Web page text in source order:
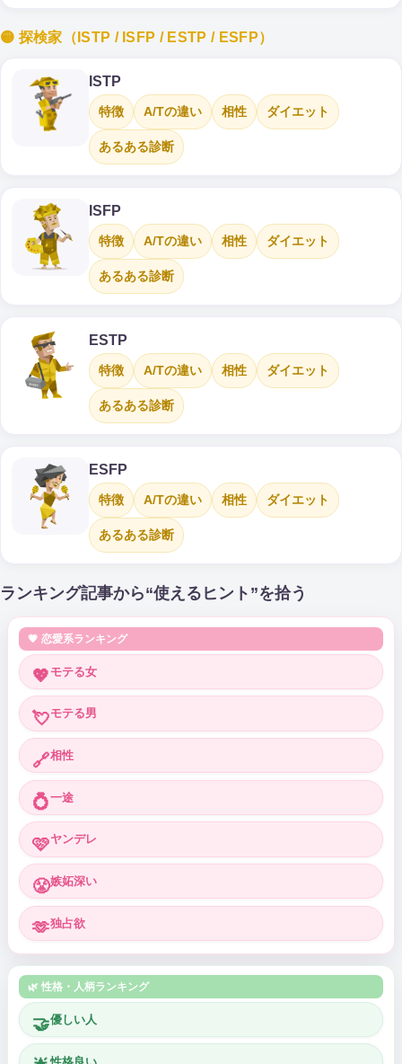
🟡 探検家（ISTP / ISFP / ESTP / ESFP）
ISTP
特徴 A/Tの違い 相性 ダイエット
あるある診断
ISFP
特徴 A/Tの違い 相性 ダイエット
あるある診断
ESTP
特徴 A/Tの違い 相性 ダイエット
あるある診断
ESFP
特徴 A/Tの違い 相性 ダイエット
あるある診断
ランキング記事から“使えるヒント”を拾う
💗 恋愛系ランキング
💖 モテる女
💘モテる男
🔗相性
💍一途
🩷ヤンデレ
😤嫉妬深い
🫶独占欲
🌿 性格・人柄ランキング
🤝優しい人